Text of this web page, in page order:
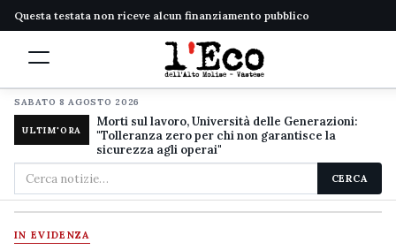
Questa testata non riceve alcun finanziamento pubblico
SABATO 8 AGOSTO 2026
ULTIM'ORA
Morti sul lavoro, Università delle Generazioni:
"Tolleranza zero per chi non garantisce la
sicurezza agli operai"
Cerca
nel
sito
CERCA
IN EVIDENZA